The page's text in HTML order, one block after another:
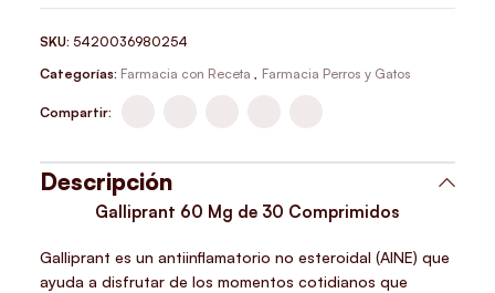
SKU: 5420036980254
Categorías: Farmacia con Receta , Farmacia Perros y Gatos
Compartir:
Descripción
Galliprant 60 Mg de 30 Comprimidos
Galliprant es un antiinflamatorio no esteroidal (AINE) que
ayuda a disfrutar de los momentos cotidianos que